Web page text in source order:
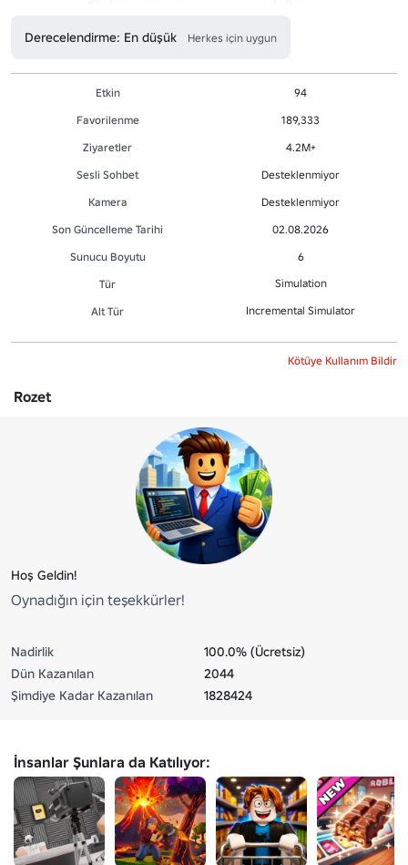
Derecelendirme: En düşük Herkes için uygun
Etkin
94
Favorilenme
189,333
Ziyaretler
4.2M+
Sesli Sohbet
Desteklenmiyor
Kamera
Desteklenmiyor
Son Güncelleme Tarihi
02.08.2026
Sunucu Boyutu
6
Tür
Simulation
Alt Tür Incremental Simulator
Kötüye Kullanım Bildir
Rozet
Hoş Geldin!
Oynadığın için teşekkürler!
Nadirlik
100.0% (Ücretsiz)
Dün Kazanılan
2044
Şimdiye Kadar Kazanılan
1828424
İnsanlar Şunlara da Katılıyor: